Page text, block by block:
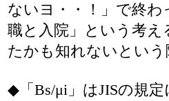
ないヨ・・！」で終
職と入院」という考
たかも知れないとい
◆「Bs/μi」はJISの規定